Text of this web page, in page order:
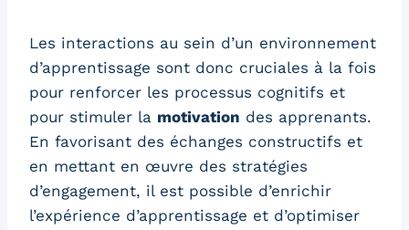
Les interactions au sein d’un environnement
d’apprentissage sont donc cruciales à la fois
pour renforcer les processus cognitifs et
pour stimuler la motivation des apprenants.
En favorisant des échanges constructifs et
en mettant en œuvre des stratégies
d’engagement, il est possible d’enrichir
l’expérience d’apprentissage et d’optimiser